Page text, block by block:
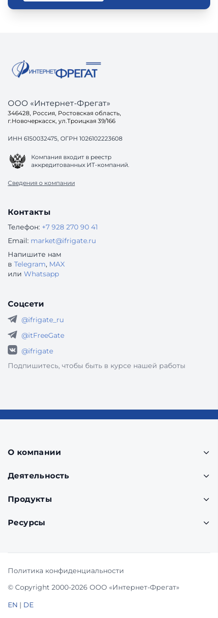
ООО «Интернет-Фрегат»
346428, Россия, Ростовская область,
г.Новочеркасск, ул.Троицкая 39/166
ИНН 6150032475, ОГРН 1026102223608
Компания входит в реестр
аккредитованных ИТ-компаний.
Сведения о компании
Контакты
Телефон: +7 928 270 90 41
Email: market@ifrigate.ru
Напишите нам
в Telegram, MAX
или Whatsapp
Соцсети
@ifrigate_ru
@itFreeGate
@ifrigate
Подпишитесь, чтобы быть в курсе нашей работы
О компании
Деятельность
Продукты
Ресурсы
© Copyright 2000-2026 ООО «Интернет-Фрегат»
EN | DE
Политика конфиденциальности